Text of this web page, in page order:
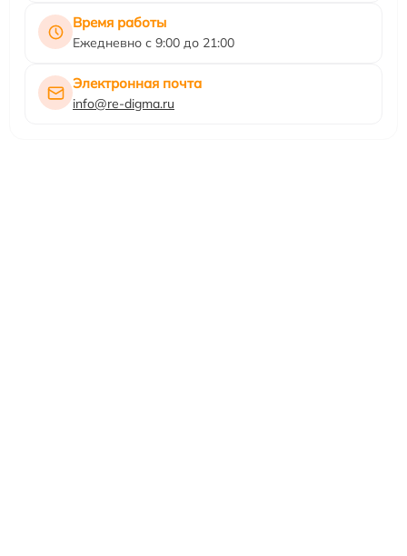
Время работы
Ежедневно с 9:00 до 21:00
Электронная почта
info@re-digma.ru